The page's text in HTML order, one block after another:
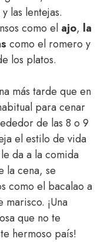
las lentejas.
como el ajo, la
como el romero y
los platos.
más tarde que en
para cenar
de las 8 o 9
el estilo de vida
da a la comida
la cena, se
como el bacalao a
¡Una
que no te
hermoso país!